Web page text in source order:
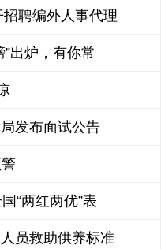
聘编外人事代理
出炉，有你常
发布面试公告
“两红两优”表
员救助供养标准